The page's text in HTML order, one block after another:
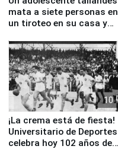
mata a siete personas en
un tiroteo en su casa y
10
¡La crema está de fiesta!
Universitario de Deportes
celebra hoy 102 años de